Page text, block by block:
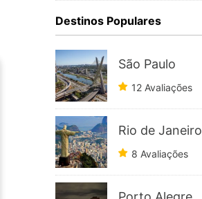
Destinos Populares
São Paulo
12 Avaliações
Rio de Janeiro
8 Avaliações